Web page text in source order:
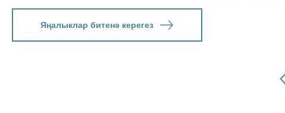
Яңалыклар битенә керегез